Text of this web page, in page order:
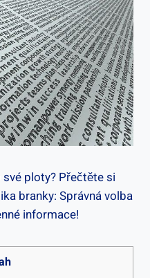
ploty? ​Přečtěte si
branky: Správná volba
informace!